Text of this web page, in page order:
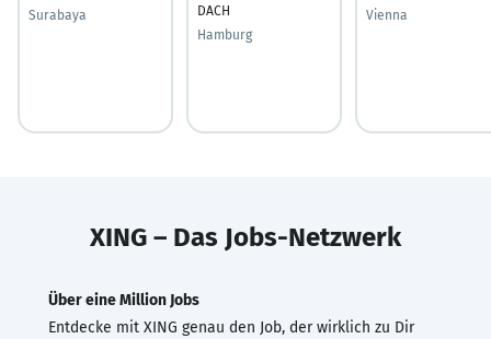
Surabaya
DACH
Hamburg
Vienna
XING – Das Jobs-Netzwerk
Über eine Million Jobs
Entdecke mit XING genau den Job, der wirklich zu Dir